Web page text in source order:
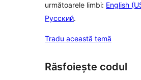
următoarele limbi: English
Русский.
Tradu această temă
Răsfoiește codul